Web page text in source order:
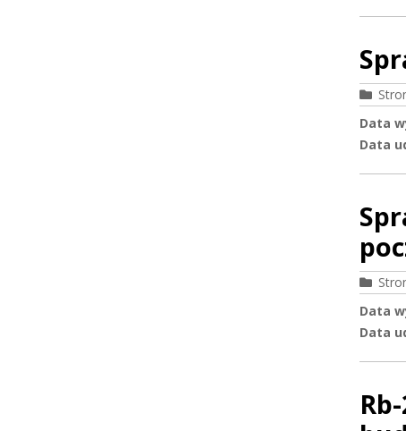
Data
Data
Data
Data